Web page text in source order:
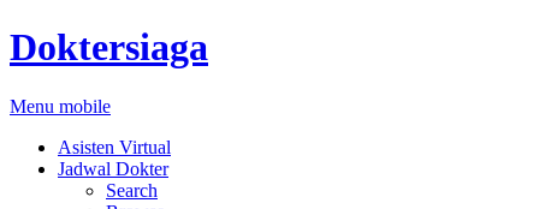
Doktersiaga
Menu mobile
Asisten Virtual
Jadwal Dokter
Search